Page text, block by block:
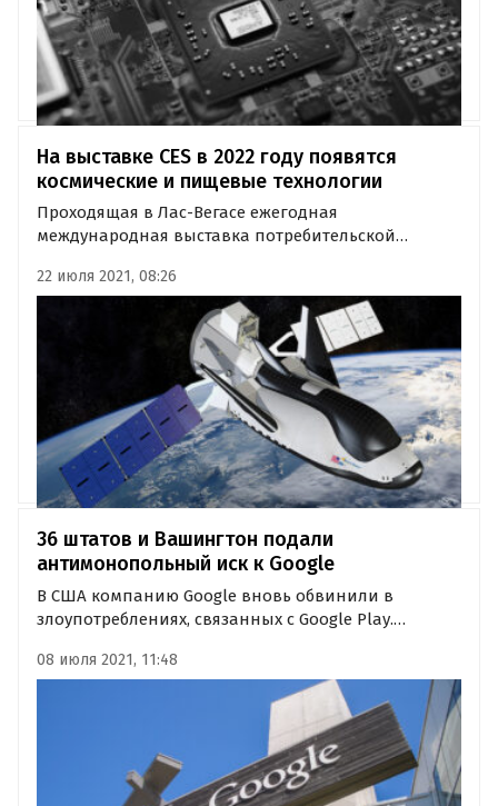
На выставке CES в 2022 году появятся
космические и пищевые технологии
Проходящая в Лас-Вегасе ежегодная
международная выставка потребительской
2022 году. Как стало известно «Где и что», впервые
на мероприятии будут представлены экспоненты,
которые продемонстрируют свои…
22 июля 2021, 08:26
36 штатов и Вашингтон подали
антимонопольный иск к Google
В США компанию Google вновь обвинили в
злоупотреблениях, связанных с Google Plaу.
штатов и Вашингтон, намереваясь оспорить
политику Google, которая обязывает
разработчиков платить комиссию в 30% за
08 июля 2021, 11:48